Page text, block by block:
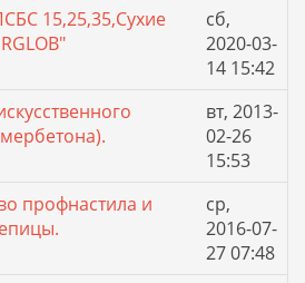
15,25,35,Сухие
сб,
2020-03-
14 15:42
вт, 2013-
02-26
15:53
профнастила и
ср,
2016-07-
27 07:48